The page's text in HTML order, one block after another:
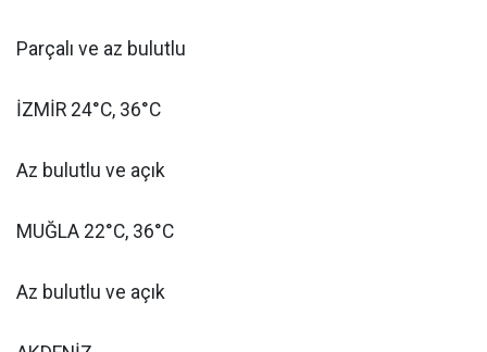
Parçalı ve az bulutlu
İZMİR 24°C, 36°C
Az bulutlu ve açık
MUĞLA 22°C, 36°C
Az bulutlu ve açık